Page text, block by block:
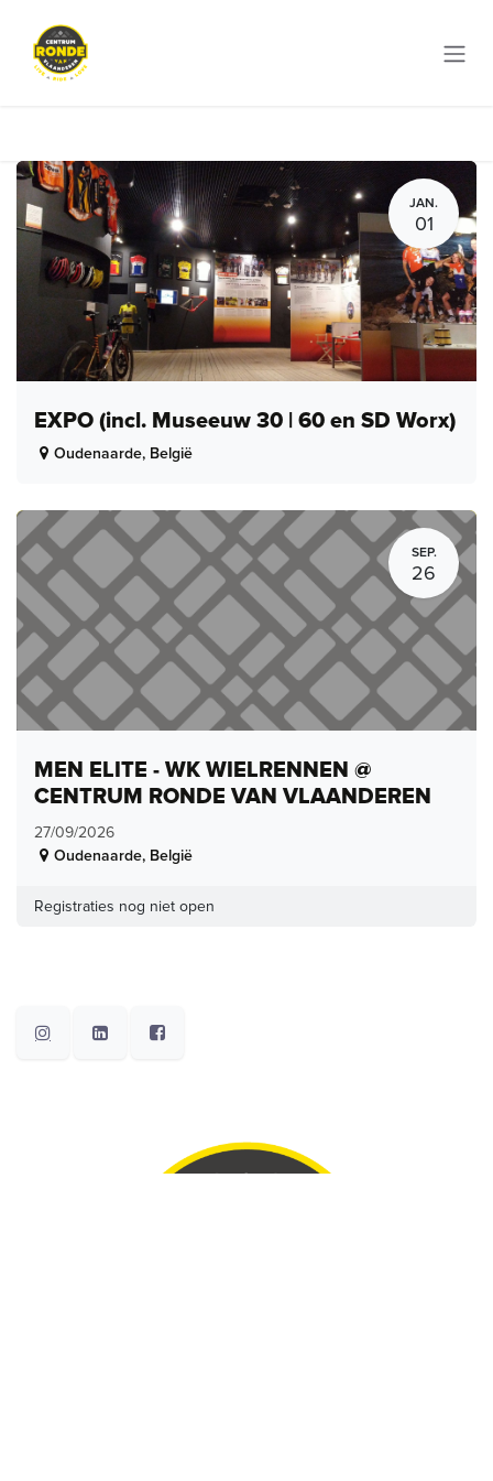
JAN.
01
EXPO (incl. Museeuw 30 | 60 en SD Worx)
Oudenaarde, België
SEP.
26
MEN ELITE - WK WIELRENNEN @
CENTRUM RONDE VAN VLAANDEREN
27/09/2026
Oudenaarde, België
Registraties nog niet open